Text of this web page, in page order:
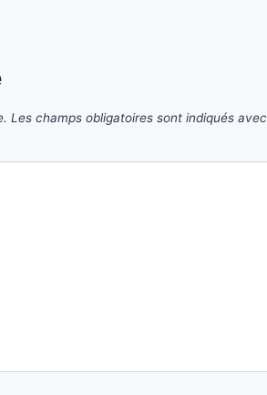
Les champs obligatoires sont indiqués avec